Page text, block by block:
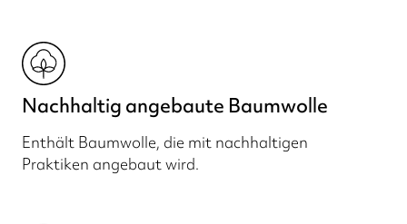
Nachhaltig angebaute Baumwolle
Enthält Baumwolle, die mit nachhaltigen
Praktiken angebaut wird.